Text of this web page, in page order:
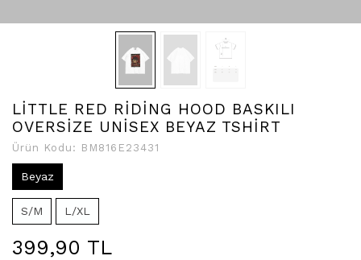
LİTTLE RED RİDİNG HOOD BASKILI
OVERSİZE UNİSEX BEYAZ TSHİRT
Ürün Kodu: BM816E23431
Beyaz
S/M L/XL
399,90 TL